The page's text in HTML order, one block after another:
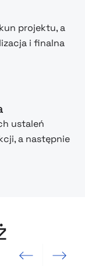
projektu, a
i finalna
ustaleń
a następnie
slajd Następny